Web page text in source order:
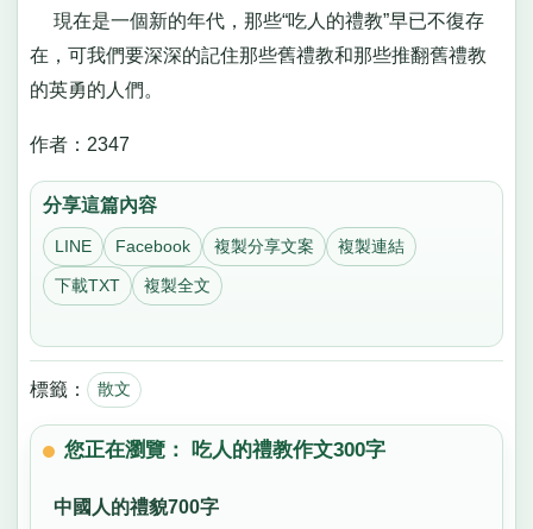
現在是一個新的年代，那些“吃人的禮教”早已不復存
在，可我們要深深的記住那些舊禮教和那些推翻舊禮教
的英勇的人們。
作者：2347
分享這篇內容
LINE Facebook 複製分享文案 複製連結
下載TXT 複製全文
標籤： 散文
您正在瀏覽： 吃人的禮教作文300字
中國人的禮貌700字